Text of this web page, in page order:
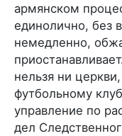
армянском
единолично, без
немедленно,
нельзя ни
футбольному
управление по
дел